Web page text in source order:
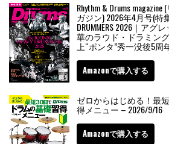
Rhythm & Drums
ガジン) 2026年4月号(特集
DRUMMERS 2026｜ア
華のラウド・ドラミン
上“ポンタ”秀一没後5周
Amazonで購入する
ゼロからはじめる！最
得メニュー – 2026/9/16
Amazonで購入する